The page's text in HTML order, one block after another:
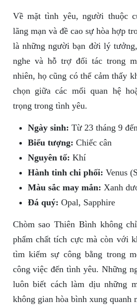
Về mặt tình yêu, người thuộc
lãng mạn và đề cao sự hòa hợp
là những người bạn đời lý
nghe và hỗ trợ đối tác trong
nhiên, họ cũng có thể cảm thấy
chọn giữa các mối quan hệ
trọng trong tình yêu.
Ngày sinh: Từ 23 tháng 9
Biểu tượng: Chiếc cân
Nguyên tố: Khí
Hành tinh chi phối: Venus
Màu sắc may mắn: Xanh
Đá quý: Opal, Sapphire
Chòm sao Thiên Bình không
phẩm chất tích cực mà còn với
tìm kiếm sự công bằng trong
công việc đến tình yêu. Những
luôn biết cách làm dịu những
không gian hòa bình xung quanh